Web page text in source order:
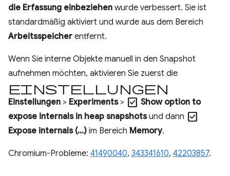
die Erfassung einbeziehen wurde verbessert. Sie ist
standardmäßig aktiviert und wurde aus dem Bereich
Arbeitsspeicher entfernt.
Wenn Sie interne Objekte manuell in den Snapshot
aufnehmen möchten, aktivieren Sie zuerst die
Einstellungen
Einstellungen > Experiments> check_box Show option to
expose internals in heap snapshotsund dann check_box
Expose internals (...) im Bereich Memory.
Chromium-Probleme: 41490040, 343341610, 42203857.